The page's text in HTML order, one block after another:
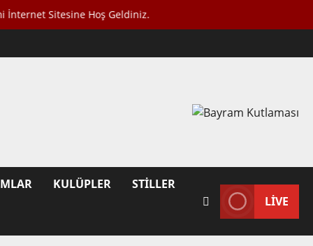
Sitesine Hoş Geldiniz.
KULÜPLER STILLER
LIVE